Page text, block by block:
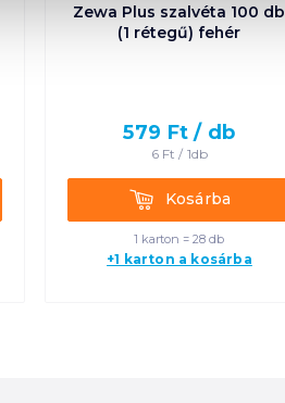
Zewa Plus szalvéta 100 db
(1 rétegű) fehér
579 Ft / db
6Ft / 1db
KosárbaKosárba
1 karton = 28 db
+1 karton a kosárba